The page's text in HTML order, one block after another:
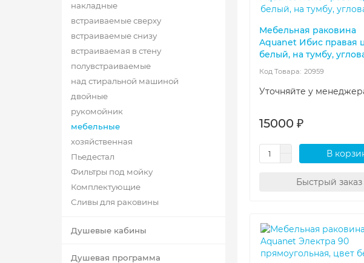
накладные
встраиваемые сверху
встраиваемые снизу
встраиваемая в стену
полувстраиваемые
над стиральной машиной
двойные
рукомойник
мебельные
хозяйственная
Пьедестал
Фильтры под мойку
Комплектующие
Сливы для раковины
Душевые кабины
Душевая программа
Мебельная раковина
Aquanet Ибис правая
белый, на тумбу,
20959
Уточняйте у
15000 ₽
В
Быстрый заказ